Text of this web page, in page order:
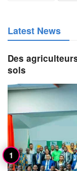
Latest News
Des
sols